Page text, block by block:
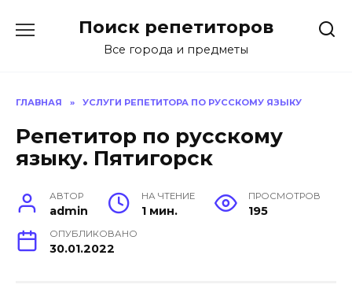
Поиск репетиторов
Все города и предметы
ГЛАВНАЯ » УСЛУГИ РЕПЕТИТОРА ПО РУССКОМУ ЯЗЫКУ
Репетитор по русскому
языку. Пятигорск
АВТОР
admin
НА ЧТЕНИЕ
1 мин.
ПРОСМОТРОВ
195
ОПУБЛИКОВАНО
30.01.2022